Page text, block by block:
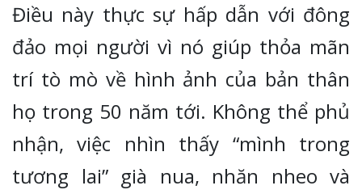
Điều này thực sự hấp dẫn với đông
đảo mọi người vì nó giúp thỏa mãn
trí tò mò về hình ảnh của bản thân
họ trong 50 năm tới. Không thể phủ
nhận, việc nhìn thấy “mình trong
tương lai” già nua, nhăn nheo và